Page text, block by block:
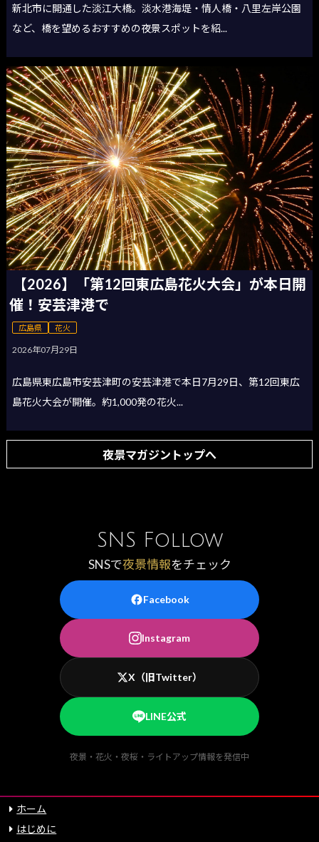
新北市に開通した淡江大橋。淡水港海堤・情人橋・八里左岸公園
など、橋を望めるおすすめの夜景スポットを紹...
【2026】「第12回東広島花火大会」が本日開
催！安芸津港で
広島県 花火
2026年07月29日
広島県東広島市安芸津町の安芸津港で本日7月29日、第12回東広
島花火大会が開催。約1,000発の花火...
夜景マガジントップへ
SNS Follow
SNSで夜景情報をチェック
Facebook
Instagram
X（旧Twitter）
LINE公式
夜景・花火・夜桜・ライトアップ情報を発信中
ホーム
はじめに